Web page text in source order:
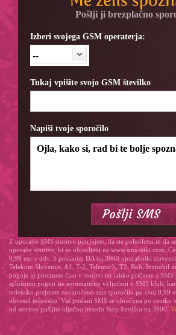
Pošlji ji brezplačno
Izberi svojega GSM operaterja:
--
Tukaj vpišite svojo GSM številko
Napiši tvoje sporočilo
Z uporabo SMS storitve potrjujete, da ste polnoletni in da
uporabe storitve, ki so objavljeni na www.sms-stiki.com.
0,99 eur z ddv. S poslanim DA na 3900 uporabniki
Telekom Slovenije, A1, T-2, Telemach, T2, Bob, Izimobil
pogoje in postanete član v storitvi ter lahko pričnete z
splošnimi pogoji ste avtomatično vključeni v SMS klub,
tedensko prejmete nenaročeno sms sporočilo po ceni 0,99
obvestil tedensko. Vaš poslani SMS se obračuna po ceniku
od storitve pošljite ključno besedo Stop številko na 3900.